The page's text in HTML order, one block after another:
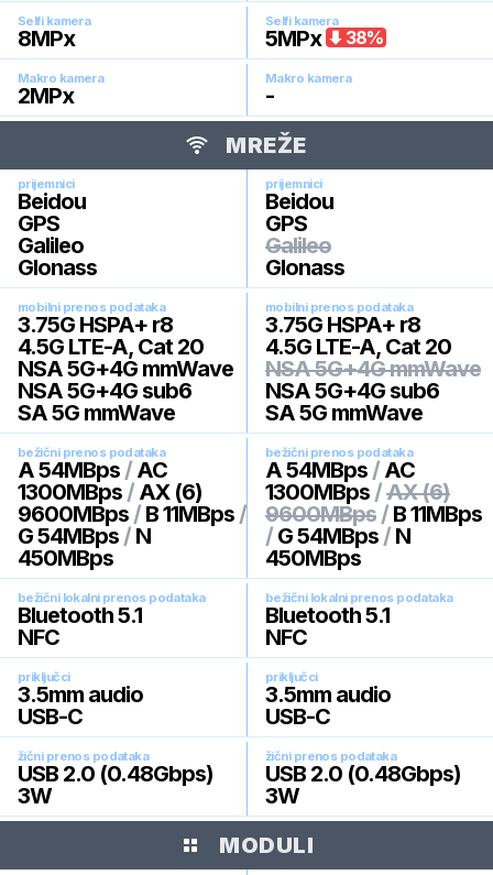
Selfi kamera
8MPx
Selfi kamera
5MPx 38%
Makro kamera
2MPx
Makro kamera
-
MREŽE
prijemnici
Beidou
GPS
Galileo
Glonass
prijemnici
Beidou
GPS
Galileo
Glonass
mobilni prenos podataka
3.75G HSPA+ r8
4.5G LTE-A, Cat 20
NSA 5G+4G mmWave
NSA 5G+4G sub6
SA 5G mmWave
mobilni prenos podataka
3.75G HSPA+ r8
4.5G LTE-A, Cat 20
NSA 5G+4G mmWave
NSA 5G+4G sub6
SA 5G mmWave
bežični prenos podataka
A 54MBps / AC
1300MBps / AX (6)
9600MBps / B 11MBps /
G 54MBps / N
450MBps
bežični prenos podataka
A 54MBps / AC
1300MBps /AX (6)
9600MBps / B 11MBps
/ G 54MBps / N
450MBps
bežični lokalni prenos podataka
Bluetooth 5.1
NFC
bežični lokalni prenos podataka
Bluetooth 5.1
NFC
priključci
3.5mm audio
USB-C
priključci
3.5mm audio
USB-C
žični prenos podataka
USB 2.0 (0.48Gbps)
3W
žični prenos podataka
USB 2.0 (0.48Gbps)
3W
MODULI